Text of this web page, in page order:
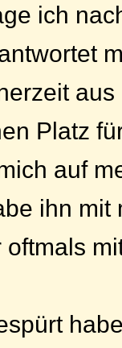
ich
Platz
auf
ihn mit